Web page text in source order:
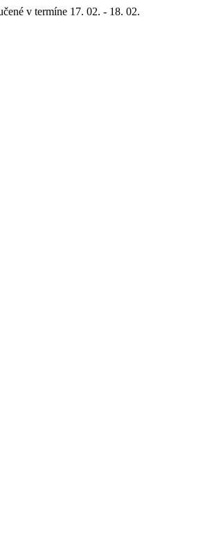
v termíne 17. 02. - 18. 02.